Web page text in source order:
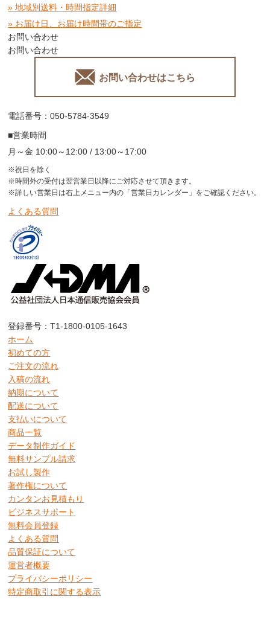
» 地域別送料・時間指定詳細
» お届け日、お届け時間帯のご指定
お問い合わせ
お問い合わせ
お問い合わせはこちら
電話番号：050-5784-3549
■営業時間
月～金 10:00～12:00 / 13:00～17:00
※祝日を除く
※時間外の受付は翌営業日以降にご対応させて頂きます。
※詳しい営業日は右上メニュー内の「営業日カレンダー」をご確認ください。
よくある質問
登録番号：T1-1800-0105-1643
ホーム
初めての方
ご注文の流れ
入稿の流れ
納期について
配送について
支払いについて
商品一覧
データ制作ガイド
無料サンプル請求
お試し製作
著作権について
カンタンお見積もり
ビジネスサポート
無料会員登録
よくある質問
品質保証について
運営者概要
プライバシーポリシー
特定商取引に関する表示